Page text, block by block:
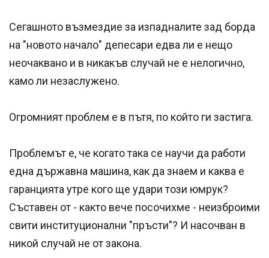
Сегашното възмездие за изпадналите зад борда
на "новото начало" депесари едва ли е нещо
неочаквано и в никакъв случай не е нелогично,
камо ли незаслужено.
Огромният проблем е в пътя, по който ги застига.
Проблемът е, че когато така се научи да работи
една държавна машина, как да знаем и каква е
гаранцията утре кого ще удари този юмрук?
Съставен от - както вече посочихме - неизброими
свити институционални "пръсти"? И насочван в
никой случай не от закона.